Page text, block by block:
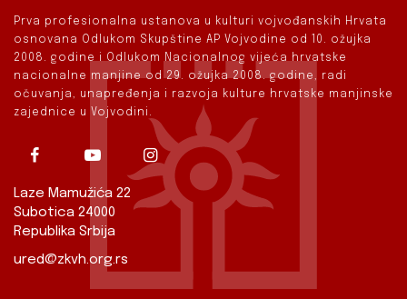
Prva profesionalna ustanova u kulturi vojvođanskih Hrvata
osnovana Odlukom Skupštine AP Vojvodine od 10. ožujka
2008. godine i Odlukom Nacionalnog vijeća hrvatske
nacionalne manjine od 29. ožujka 2008. godine, radi
očuvanja, unapređenja i razvoja kulture hrvatske manjinske
zajednice u Vojvodini.
Laze Mamužića 22
Subotica 24000
Republika Srbija
ured@zkvh.org.rs